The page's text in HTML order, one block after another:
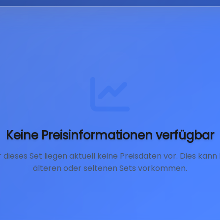
Keine Preisinformationen verfügbar
dieses Set liegen aktuell keine Preisdaten vor. Dies kann
älteren oder seltenen Sets vorkommen.